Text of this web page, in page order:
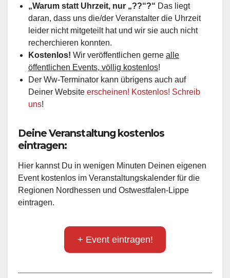
„Warum statt Uhrzeit, nur „??“?“ Das liegt
daran, dass uns die/der Veranstalter die Uhrzeit
leider nicht mitgeteilt hat und wir sie auch nicht
recherchieren konnten.
Kostenlos! Wir veröffentlichen gerne alle
öffentlichen Events, völlig kostenlos!
Der Ww-Terminator kann übrigens auch auf
Deiner Website erscheinen! Kostenlos! Schreib
uns!
Deine Veranstaltung kostenlos
eintragen:
Hier kannst Du in wenigen Minuten Deinen eigenen
Event kostenlos im Veranstaltungskalender für die
Regionen Nordhessen und Ostwestfalen-Lippe
eintragen.
+ Event eintragen!